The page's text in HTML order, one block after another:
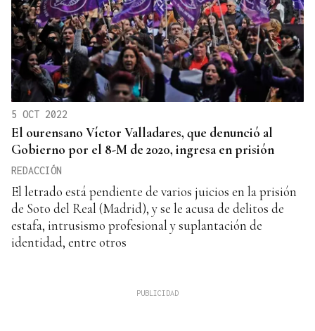
5 OCT 2022
El ourensano Víctor Valladares, que denunció al
Gobierno por el 8-M de 2020, ingresa en prisión
REDACCIÓN
El letrado está pendiente de varios juicios en la prisión
de Soto del Real (Madrid), y se le acusa de delitos de
estafa, intrusismo profesional y suplantación de
identidad, entre otros